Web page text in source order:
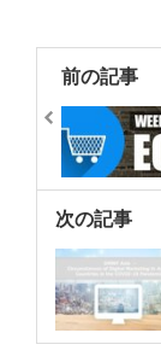
前の記事
次の記事